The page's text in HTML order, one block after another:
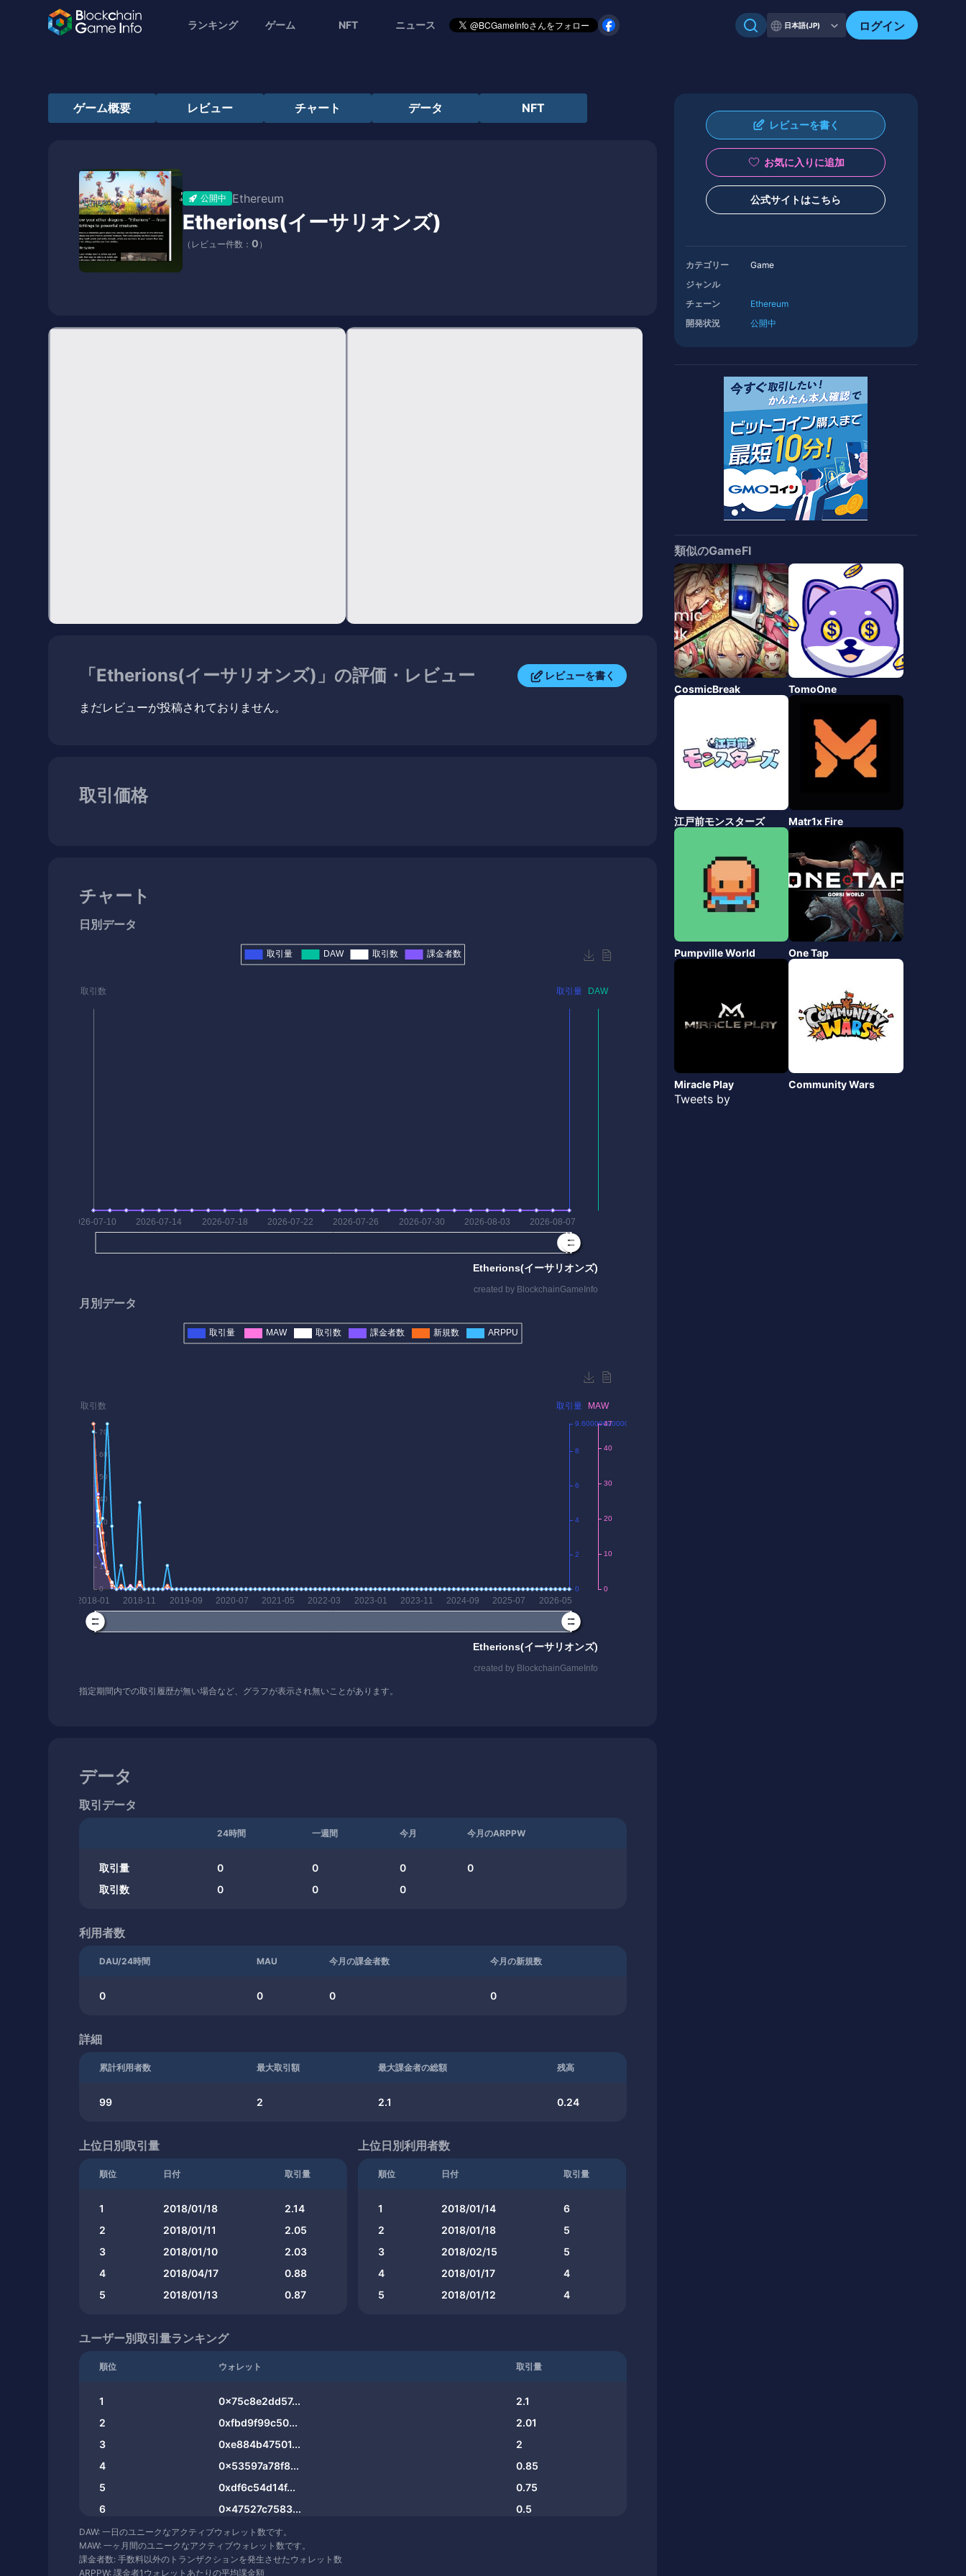
ランキング ゲーム NFT ニュース 日本語(JP) ログイン
ゲーム概要 レビュー チャート データ NFT
公開中 Ethereum
Etherions(イーサリオンズ)
（レビュー件数： 0 ）
「Etherions(イーサリオンズ)」の評価・レビュー レビューを書く
まだレビューが投稿されておりません。
取引価格
チャート
日別データ
月別データ
指定期間内での取引履歴が無い場合など、グラフが表示され無いことがあります。
データ
取引データ
24時間 一週間 今月 今月のARPPW
取引量 0 0 0
0
取引数
0 0 0
利用者数
DAU/24時間 MAU 今月の課金者数 今月の新規数
0 0 0 0
詳細
累計利用者数 最大取引額 最大課金者の総額 残高
99 2 2.1 0.24
上位日別取引量
順位 日付 取引量
1 2018/01/18
2.14
2
2018/01/11
2.05
3
2018/01/10
2.03
4
2018/04/17
0.88
5
2018/01/13 0.87
上位日別利用者数
順位 日付 取引量
1 2018/01/14
6
2
2018/01/18
5
3
2018/02/15
5
4
2018/01/17
4
5
2018/01/12 4
ユーザー別取引量ランキング
順位 ウォレット 取引量
1 0x75c8e2dd57...
2.1
2
0xfbd9f99c50...
2.01
3
0xe884b47501...
2
4
0x53597a78f8...
0.85
5
0xdf6c54d14f...
0.75
6
0x47527c7583...
0.5
7
0xa2d5a2295c...
8
0xd082bcc024...
9
0xbc93cf9eba...
DAW: 一日のユニークなアクティブウォレット数です。
MAW: 一ヶ月間のユニークなアクティブウォレット数です。
課金者数: 手数料以外のトランザクションを発生させたウォレット数
ARPPW: 課金者1ウォレットあたりの平均課金額
レビューを書く
お気に入りに追加
公式サイトはこちら
カテゴリー
Game
ジャンル
チェーン
Ethereum
開発状況
公開中
類似のGameFI
CosmicBreak TomoOne
江戸前モンスターズ Matr1x Fire
Pumpville World One Tap
Miracle Play Community Wars
Tweets by